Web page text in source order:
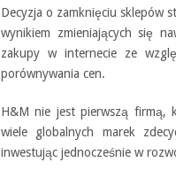
Decyzja o zamknięciu sklepów
wynikiem zmieniających się
zakupy w internecie ze
porównywania cen.
H&M nie jest pierwszą firmą,
wiele globalnych marek
inwestując jednocześnie w